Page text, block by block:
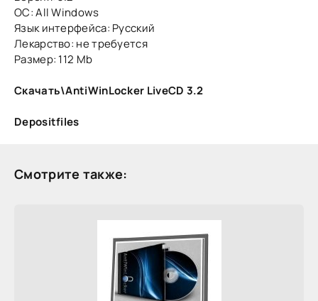
ОС: All Windows
Язык интерфейса: Русский
Лекарство: не требуется
Размер: 112 Mb
Скачать\AntiWinLocker LiveCD 3.2
Depositfiles
Смотрите также: